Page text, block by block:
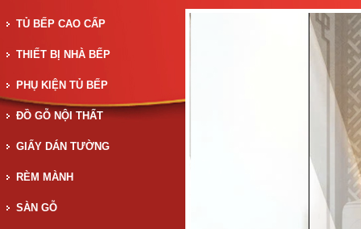
TỦ BẾP CAO CẤP
THIẾT BỊ NHÀ BẾP
PHỤ KIỆN TỦ BẾP
ĐỒ GỖ NỘI THẤT
GIẤY DÁN TƯỜNG
RÈM MÀNH
SÀN GỖ